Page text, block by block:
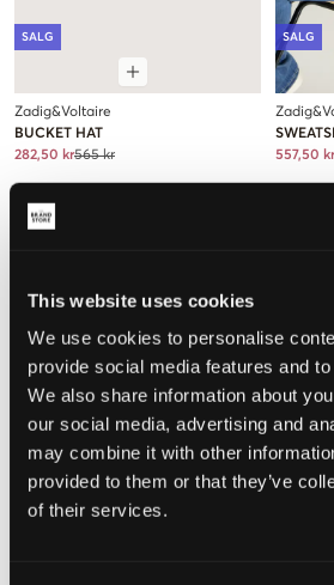
This website uses cookies
We use cookies to personalise
provide social media features and
We also share information about
our social media, advertising and
may combine it with other
provided to them or that they’ve
of their services.
SALG
Zadig&Voltaire
BUCKET HAT
282,50 kr565 kr
SALG
557,50 kr
SALG SALG